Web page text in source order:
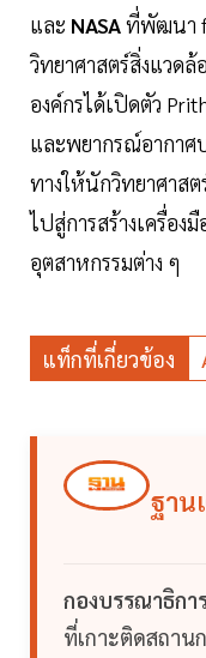
และ NASAที่พัฒนา
วิทยาศาสตร์สิ่งแวด
องค์กรได้เปิดตัว
และพยากรณ์อากาศ
ทางให้นักวิทยาศาส
ไปสู่การสร้างเครื่อ
อุตสาหกรรมต่าง ๆ
แท็กที่เกี่ยวข้อง
ฐาน
กองบรรณาธิกา
ที่เกาะติดสถาน